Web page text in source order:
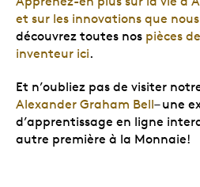
et sur les innovations que
découvrez toutes nos pièces
inventeur ici.
Et n’oubliez pas de visiter
Alexander Graham Bell– une
d’apprentissage en ligne
autre première à la Monnaie!